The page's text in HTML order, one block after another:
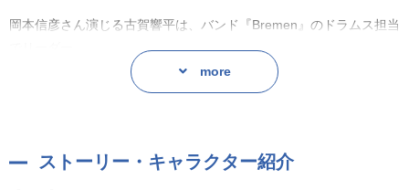
岡本信彦さん演じる古賀響平は、バンド『Bremen』のドラムス担当
明るい気さくな人柄が溢れ出ているようなお声は、安心感と好感し
同じ研究室の男性から言い寄られて困っていたあなたに、彼が提案
more
ストーリー・キャラクター紹介